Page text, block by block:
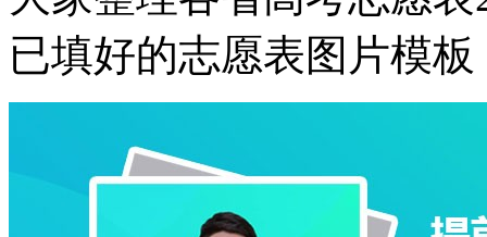
已填好的志愿表图片模